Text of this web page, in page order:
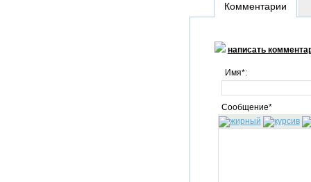
Комментарии
написать
Имя*:
Сообщение*